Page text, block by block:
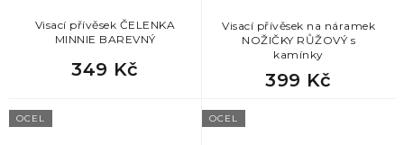
Visací přívěsek ČELENKA
MINNIE BAREVNÝ
349 Kč
Visací přívěsek na náramek
NOŽIČKY RŮŽOVÝ s
kamínky
399 Kč
OCEL OCEL